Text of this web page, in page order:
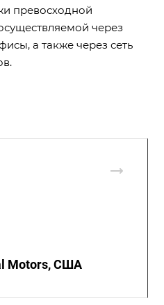
превосходной
через
а также через сеть
Motors, США